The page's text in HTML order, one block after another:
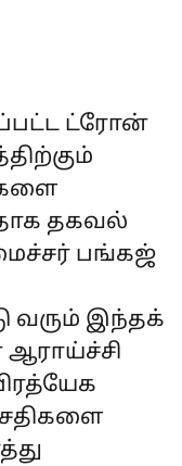
ட்ரோன்
தகவல்
பங்கஜ்
வரும் இந்தக்